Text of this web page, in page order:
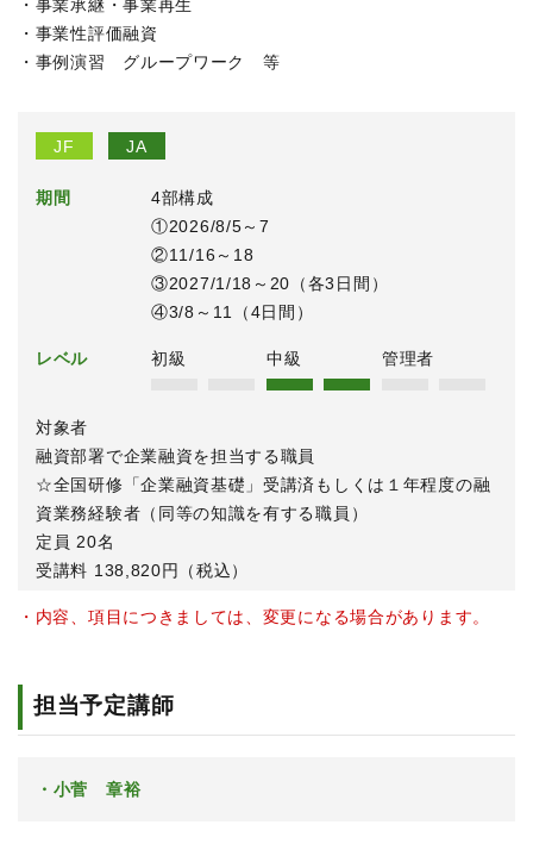
・事業承継・事業再生
・事業性評価融資
・事例演習 グループワーク 等
JF JA
期間
4部構成
①2026/8/5～7
②11/16～18
③2027/1/18～20（各3日間）
④3/8～11（4日間）
レベル 初級 中級 管理者
対象者
融資部署で企業融資を担当する職員
☆全国研修「企業融資基礎」受講済もしくは１年程度の融
資業務経験者（同等の知識を有する職員）
定員 20名
受講料 138,820円（税込）
・内容、項目につきましては、変更になる場合があります。
担当予定講師
小菅 章裕